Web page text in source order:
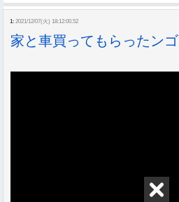
1: 2021/12/07(火) 18:12:00.52
家と車買ってもらったンゴ